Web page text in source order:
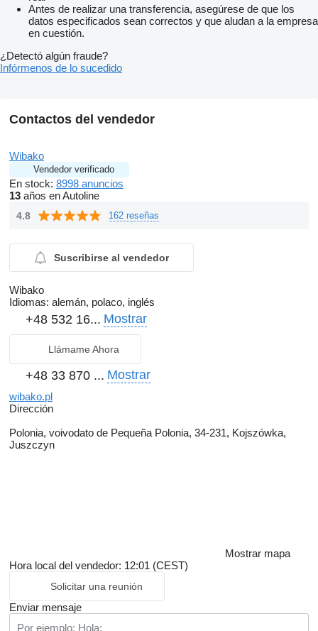
Antes de realizar una transferencia, asegúrese de que los
datos especificados sean correctos y que aludan a la empresa
en cuestión.
¿Detectó algún fraude?
Infórmenos de lo sucedido
Contactos del vendedor
Wibako
Vendedor verificado
En stock: 8998 anuncios
13 años en Autoline
4.8 162 reseñas
Suscribirse al vendedor
Wibako
Idiomas: alemán, polaco, inglés
+48 532 16... Mostrar
Llámame Ahora
+48 33 870 ... Mostrar
wibako.pl
Dirección
Polonia, voivodato de Pequeña Polonia, 34-231, Kojszówka,
Juszczyn
Mostrar mapa
Hora local del vendedor: 12:01 (CEST)
Solicitar una reunión
Enviar mensaje